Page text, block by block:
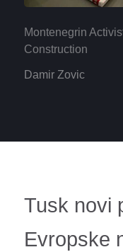
Montenegrin
Construction
Damir Zovic
Tusk novi
Evropske